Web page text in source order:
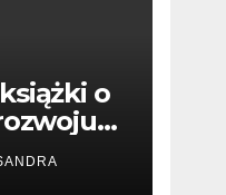
o